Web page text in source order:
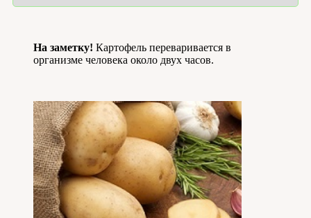
На заметку! Картофель переваривается в
организме человека около двух часов.